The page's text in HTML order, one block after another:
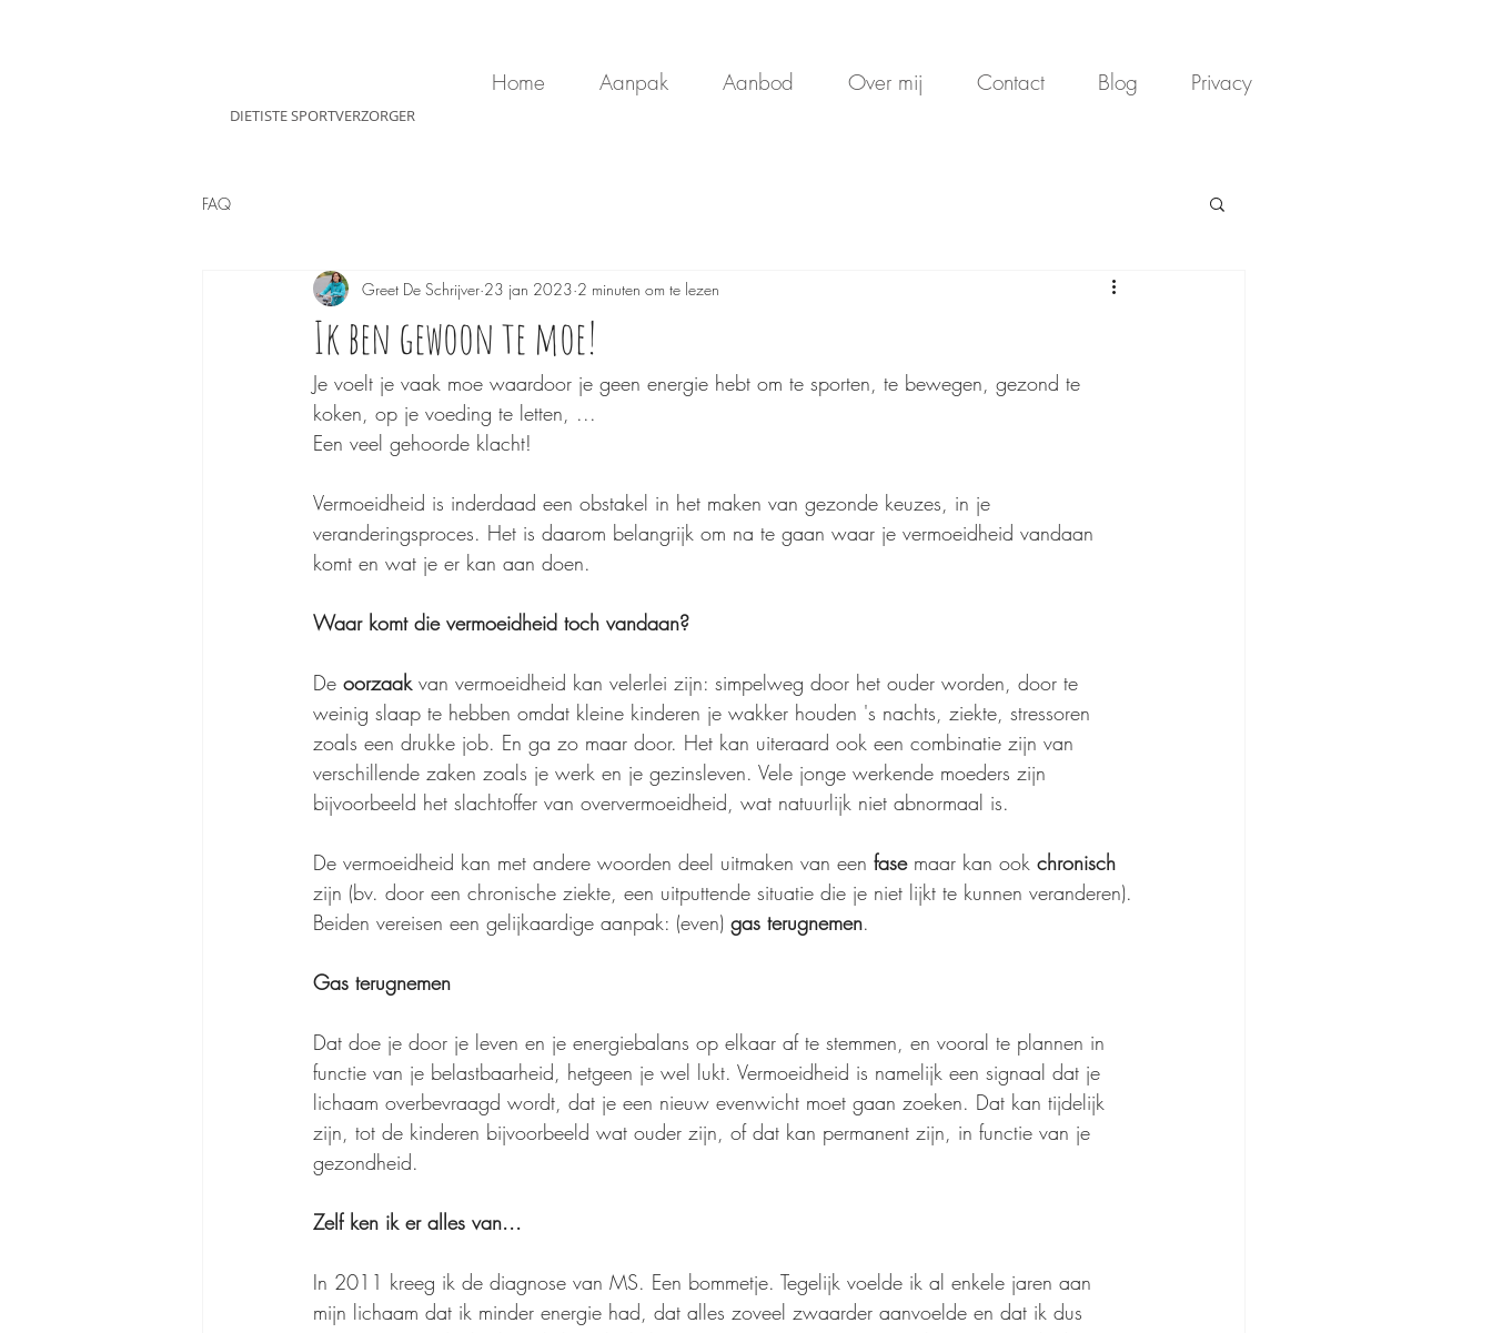
DIETISTE SPORTVERZORGER
Home Aanpak Aanbod Over mij Contact Blog Privacy
FAQ
Ik ben gewoon te moe!
Greet De Schrijver 23 jan 2023 2 minuten om te lezen
Je voelt je vaak moe waardoor je geen energie hebt om te sporten, te bewegen, gezond te
koken, op je voeding te letten, ...
Een veel gehoorde klacht!
Vermoeidheid is inderdaad een obstakel in het maken van gezonde keuzes, in je
veranderingsproces. Het is daarom belangrijk om na te gaan waar je vermoeidheid vandaan
komt en wat je er kan aan doen.
Waar komt die vermoeidheid toch vandaan?
De oorzaak van vermoeidheid kan velerlei zijn: simpelweg door het ouder worden, door te
weinig slaap te hebben omdat kleine kinderen je wakker houden 's nachts, ziekte, stressoren
zoals een drukke job. En ga zo maar door. Het kan uiteraard ook een combinatie zijn van
verschillende zaken zoals je werk en je gezinsleven. Vele jonge werkende moeders zijn
bijvoorbeeld het slachtoffer van oververmoeidheid, wat natuurlijk niet abnormaal is.
De vermoeidheid kan met andere woorden deel uitmaken van een fase maar kan ook chronisch
zijn (bv. door een chronische ziekte, een uitputtende situatie die je niet lijkt te kunnen veranderen).
Beiden vereisen een gelijkaardige aanpak: (even) gas terugnemen.
Gas terugnemen
Dat doe je door je leven en je energiebalans op elkaar af te stemmen, en vooral te plannen in
functie van je belastbaarheid, hetgeen je wel lukt. Vermoeidheid is namelijk een signaal dat je
lichaam overbevraagd wordt, dat je een nieuw evenwicht moet gaan zoeken. Dat kan tijdelijk
zijn, tot de kinderen bijvoorbeeld wat ouder zijn, of dat kan permanent zijn, in functie van je
gezondheid.
Zelf ken ik er alles van...
In 2011 kreeg ik de diagnose van MS. Een bommetje. Tegelijk voelde ik al enkele jaren aan
mijn lichaam dat ik minder energie had, dat alles zoveel zwaarder aanvoelde en dat ik dus